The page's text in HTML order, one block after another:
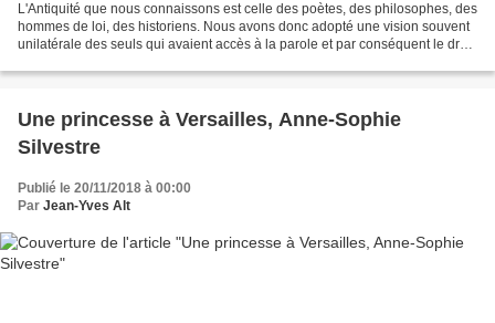
L'Antiquité que nous connaissons est celle des poètes, des philosophes, des
hommes de loi, des historiens. Nous avons donc adopté une vision souvent
unilatérale des seuls qui avaient accès à la parole et par conséquent le droit
Une princesse à Versailles, Anne-Sophie
Silvestre
Publié le 20/11/2018 à 00:00
Par Jean-Yves Alt